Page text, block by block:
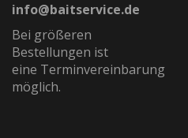
info@baitservice.de
Bei größeren
Bestellungen ist
eine Terminvereinbarung
möglich.